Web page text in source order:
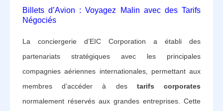
Billets d’Avion : Voyagez Malin avec des Tarifs
Négociés
La conciergerie d’EIC Corporation a établi des
partenariats stratégiques avec les principales
compagnies aériennes internationales, permettant aux
membres d’accéder à des tarifs corporates
normalement réservés aux grandes entreprises. Cette